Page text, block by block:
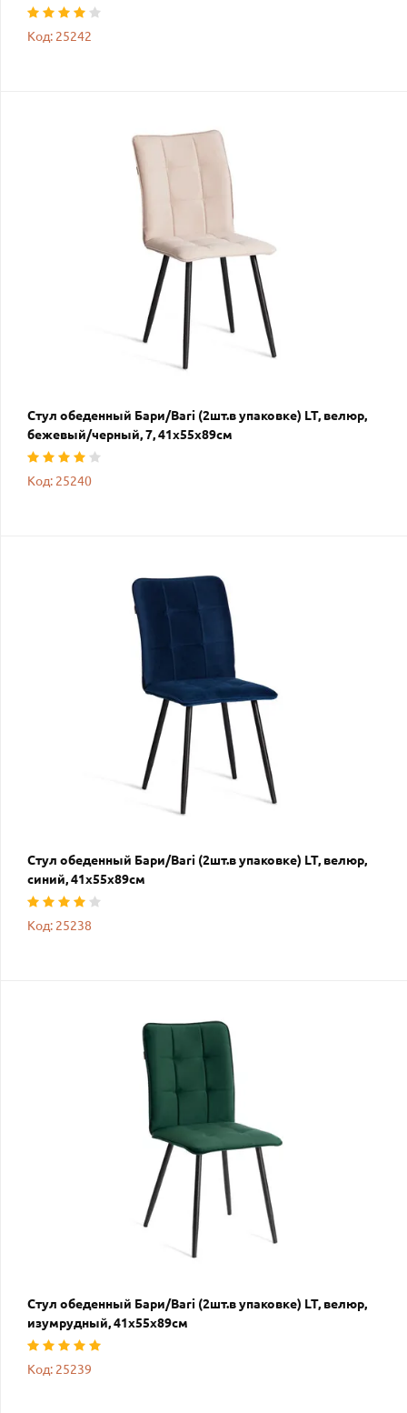
Код: 25242
Стул обеденный Бари/Bari (2шт.в упаковке) LT, велюр,
бежевый/черный, 7, 41х55х89см
Код: 25240
Стул обеденный Бари/Bari (2шт.в упаковке) LT, велюр,
синий, 41х55х89см
Код: 25238
Стул обеденный Бари/Bari (2шт.в упаковке) LT, велюр,
изумрудный, 41х55х89см
Код: 25239